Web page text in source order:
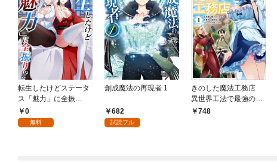
転生したけどステータ
ス「魅力」に全振
り！？(1)
0
無料
創成魔法の再現者 1
682
試読フル
きのした魔法工務店
異世界工法で最強の家
づくりを（コミック）
748